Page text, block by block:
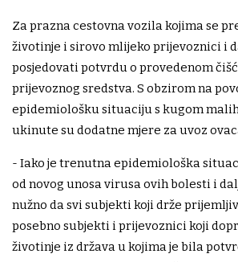
Za prazna cestovna vozila kojima se
životinje i sirovo mlijeko prijevoznici i
posjedovati potvrdu o provedenom
prijevoznog sredstva. S obzirom na
epidemiološku situaciju s kugom
ukinute su dodatne mjere za uvoz
- Iako je trenutna epidemiološka
od novog unosa virusa ovih bolesti i
nužno da svi subjekti koji drže
posebno subjekti i prijevoznici koji
životinje iz država u kojima je bila